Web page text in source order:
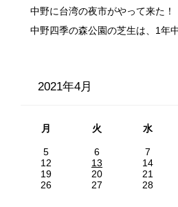
中野に台湾の夜市がやって来た
中野四季の森公園の芝生は、1年
2021年4月
月 火 水
5
6 7
12
13 14
19
20 21
26
27 28